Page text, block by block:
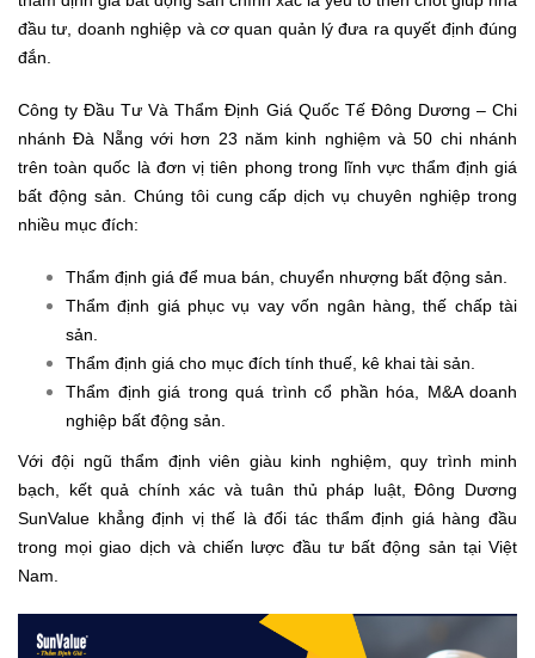
đầu tư, doanh nghiệp và cơ quan quản lý đưa ra quyết định đúng
đắn.
Công ty Đầu Tư Và Thẩm Định Giá Quốc Tế Đông Dương – Chi
nhánh Đà Nẵng với hơn 23 năm kinh nghiệm và 50 chi nhánh
trên toàn quốc là đơn vị tiên phong trong lĩnh vực thẩm định giá
bất động sản. Chúng tôi cung cấp dịch vụ chuyên nghiệp trong
nhiều mục đích:
Thẩm định giá để mua bán, chuyển nhượng bất động sản.
Thẩm định giá phục vụ vay vốn ngân hàng, thế chấp tài
sản.
Thẩm định giá cho mục đích tính thuế, kê khai tài sản.
Thẩm định giá trong quá trình cổ phần hóa, M&A doanh
nghiệp bất động sản.
Với đội ngũ thẩm định viên giàu kinh nghiệm, quy trình minh
bạch, kết quả chính xác và tuân thủ pháp luật, Đông Dương
SunValue khẳng định vị thế là đối tác thẩm định giá hàng đầu
trong mọi giao dịch và chiến lược đầu tư bất động sản tại Việt
Nam.